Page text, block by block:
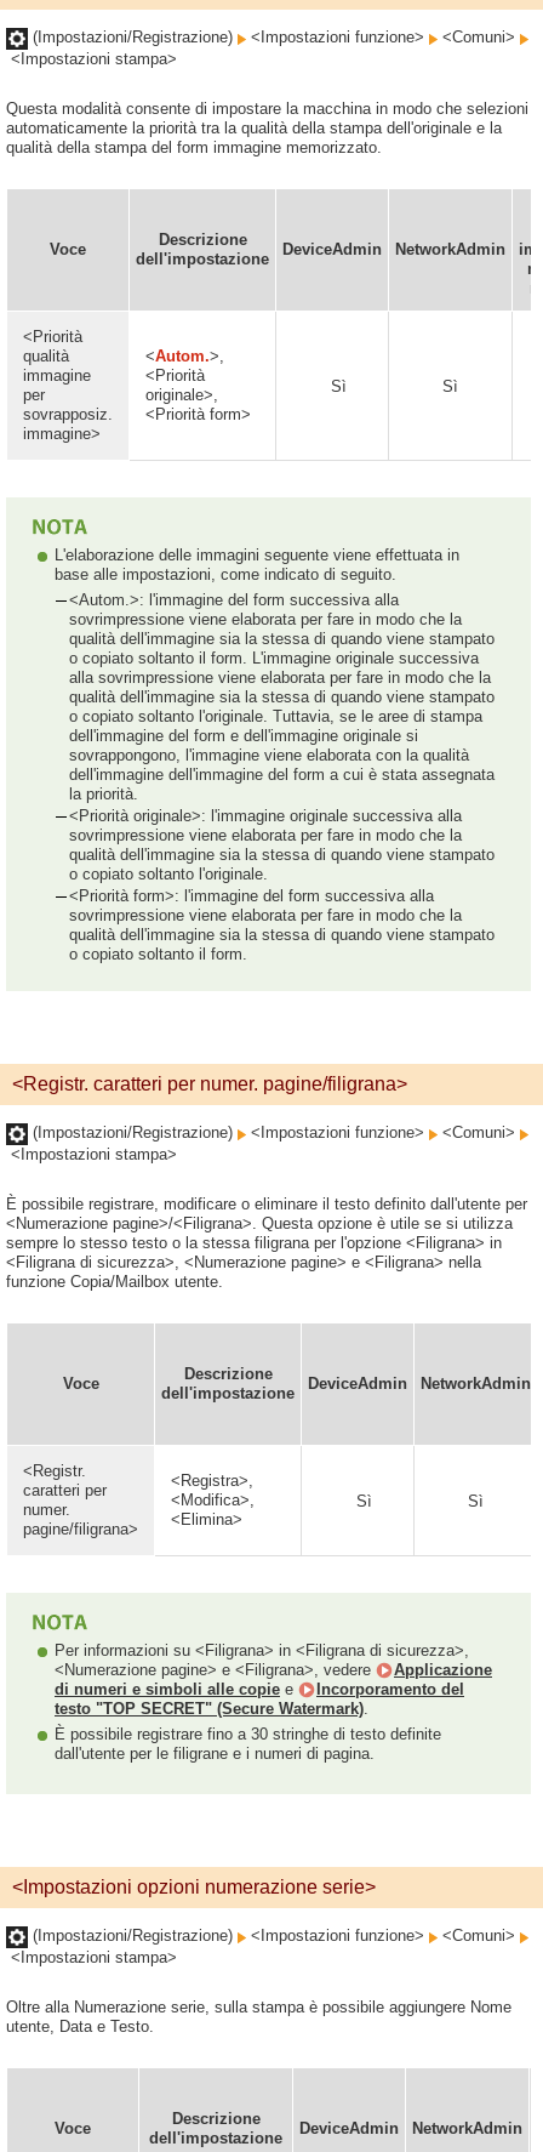
(Impostazioni/Registrazione) <Impostazioni funzione>
<Comuni>
<Impostazioni stampa>
Questa modalità consente di impostare la macchina in modo che selezioni
automaticamente la priorità tra la qualità della stampa dell'originale e la
qualità della stampa del form immagine memorizzato.
Voce
Descrizione
dell'impostazione
DeviceAdmin NetworkAdmin
<Priorità
qualità
immagine
per
sovrapposiz.
immagine>
<Autom.>,
<Priorità
originale>,
<Priorità form>
Sì Sì
L'elaborazione delle immagini seguente viene effettuata in
base alle impostazioni, come indicato di seguito.
<Autom.>: l'immagine del form successiva alla
sovrimpressione viene elaborata per fare in modo che la
qualità dell'immagine sia la stessa di quando viene stampato
o copiato soltanto il form. L'immagine originale successiva
alla sovrimpressione viene elaborata per fare in modo che la
qualità dell'immagine sia la stessa di quando viene stampato
o copiato soltanto l'originale. Tuttavia, se le aree di stampa
dell'immagine del form e dell'immagine originale si
sovrappongono, l'immagine viene elaborata con la qualità
dell'immagine dell'immagine del form a cui è stata assegnata
la priorità.
<Priorità originale>: l'immagine originale successiva alla
sovrimpressione viene elaborata per fare in modo che la
qualità dell'immagine sia la stessa di quando viene stampato
o copiato soltanto l'originale.
<Priorità form>: l'immagine del form successiva alla
sovrimpressione viene elaborata per fare in modo che la
qualità dell'immagine sia la stessa di quando viene stampato
o copiato soltanto il form.
<Registr. caratteri per numer. pagine/filigrana>
(Impostazioni/Registrazione) <Impostazioni funzione>
<Comuni>
<Impostazioni stampa>
È possibile registrare, modificare o eliminare il testo definito dall'utente per
<Numerazione pagine>/<Filigrana>. Questa opzione è utile se si utilizza
sempre lo stesso testo o la stessa filigrana per l'opzione <Filigrana> in
<Filigrana di sicurezza>, <Numerazione pagine> e <Filigrana> nella
funzione Copia/Mailbox utente.
Voce
Descrizione
dell'impostazione
DeviceAdmin NetworkAdmin
<Registr.
caratteri per
numer.
pagine/filigrana>
<Registra>,
<Modifica>,
<Elimina>
Sì Sì
Per informazioni su <Filigrana> in <Filigrana di sicurezza>,
<Numerazione pagine> e <Filigrana>, vedere
Applicazione
di numeri e simboli alle copie e
Incorporamento del
testo "TOP SECRET" (Secure Watermark).
È possibile registrare fino a 30 stringhe di testo definite
dall'utente per le filigrane e i numeri di pagina.
<Impostazioni opzioni numerazione serie>
(Impostazioni/Registrazione) <Impostazioni funzione>
<Comuni>
<Impostazioni stampa>
Oltre alla Numerazione serie, sulla stampa è possibile aggiungere Nome
utente, Data e Testo.
Voce
Descrizione
dell'impostazione
DeviceAdmin NetworkAdmin